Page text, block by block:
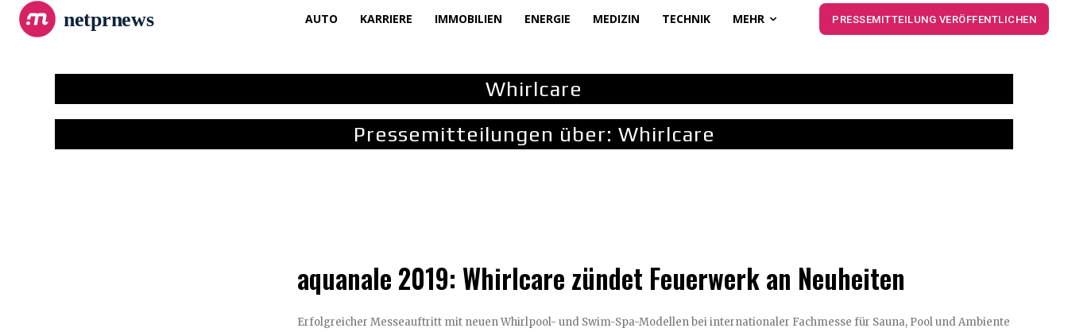
netprnews AUTO KARRIERE IMMOBILIEN ENERGIE MEDIZIN TECHNIK MEHR PRESSEMITTEILUNG VERÖFFENTLICHEN
Whirlcare
Pressemitteilungen über: Whirlcare
aquanale 2019: Whirlcare zündet Feuerwerk an Neuheiten
Erfolgreicher Messeauftritt mit neuen Whirlpool- und Swim-Spa-Modellen bei internationaler Fachmesse für Sauna, Pool und Ambiente